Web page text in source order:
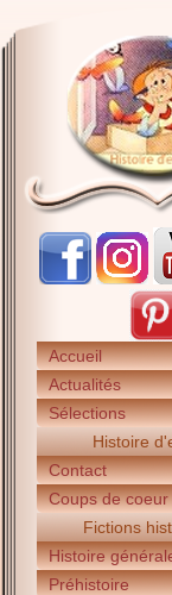
Accueil
Actualités
Sélections
Histoire
Contact
Coups de coeur
Fictions
Histoire
Préhistoire